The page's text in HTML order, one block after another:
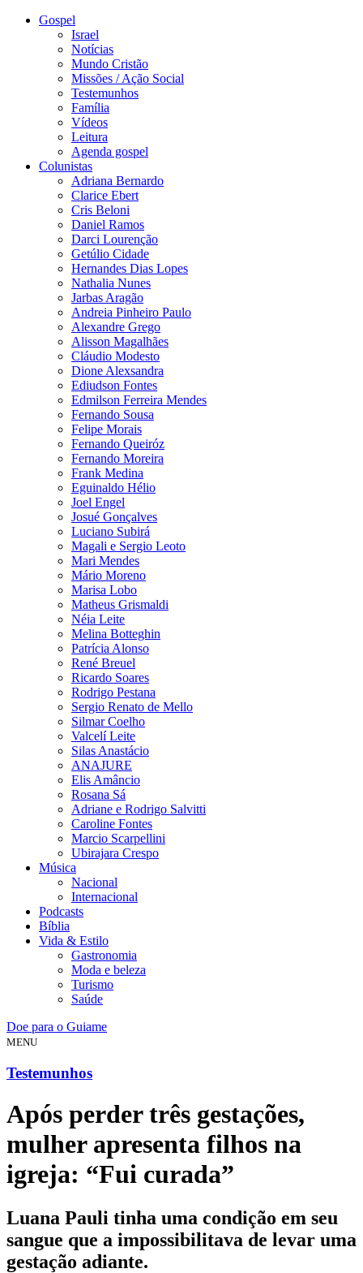
Gospel
Israel
Notícias
Mundo Cristão
Missões / Ação Social
Testemunhos
Família
Vídeos
Leitura
Agenda gospel
Colunistas
Adriana Bernardo
Clarice Ebert
Cris Beloni
Daniel Ramos
Darci Lourenção
Getúlio Cidade
Hernandes Dias Lopes
Nathalia Nunes
Jarbas Aragão
Andreia Pinheiro Paulo
Alexandre Grego
Alisson Magalhães
Cláudio Modesto
Dione Alexsandra
Ediudson Fontes
Edmilson Ferreira Mendes
Fernando Sousa
Felipe Morais
Fernando Queiróz
Fernando Moreira
Frank Medina
Eguinaldo Hélio
Joel Engel
Josué Gonçalves
Luciano Subirá
Magali e Sergio Leoto
Mari Mendes
Mário Moreno
Marisa Lobo
Matheus Grismaldi
Néia Leite
Melina Botteghin
Patrícia Alonso
René Breuel
Ricardo Soares
Rodrigo Pestana
Sergio Renato de Mello
Silmar Coelho
Valcelí Leite
Silas Anastácio
ANAJURE
Elis Amâncio
Rosana Sá
Adriane e Rodrigo Salvitti
Caroline Fontes
Marcio Scarpellini
Ubirajara Crespo
Música
Nacional
Internacional
Podcasts
Bíblia
Vida & Estilo
Gastronomia
Moda e beleza
Turismo
Saúde
Doe para o Guiame
MENU
Testemunhos
Após perder três gestações,
mulher apresenta filhos na
igreja: “Fui curada”
Luana Pauli tinha uma condição em seu
sangue que a impossibilitava de levar uma
gestação adiante.